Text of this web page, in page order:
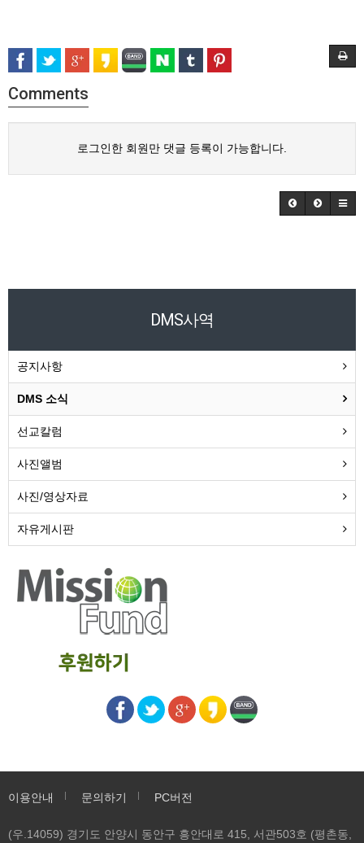
Comments
로그인한 회원만 댓글 등록이 가능합니다.
DMS사역
공지사항
DMS 소식
선교칼럼
사진앨범
사진/영상자료
자유게시판
이용안내 문의하기 PC버전
(우.14059) 경기도 안양시 동안구 흥안대로 415, 서관503호 (평촌동,